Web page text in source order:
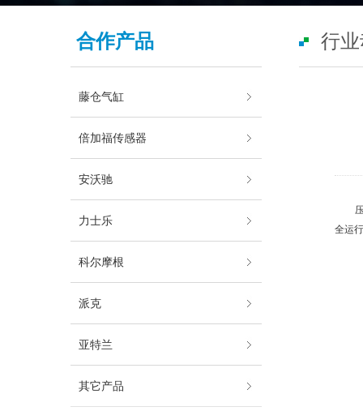
合作产品
藤仓气缸
倍加福传感器
安沃驰
力士乐
科尔摩根
派克
亚特兰
其它产品
行
压力
全运